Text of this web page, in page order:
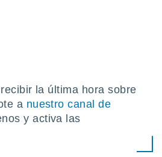
la última hora sobre
a nuestro canal de
y activa las